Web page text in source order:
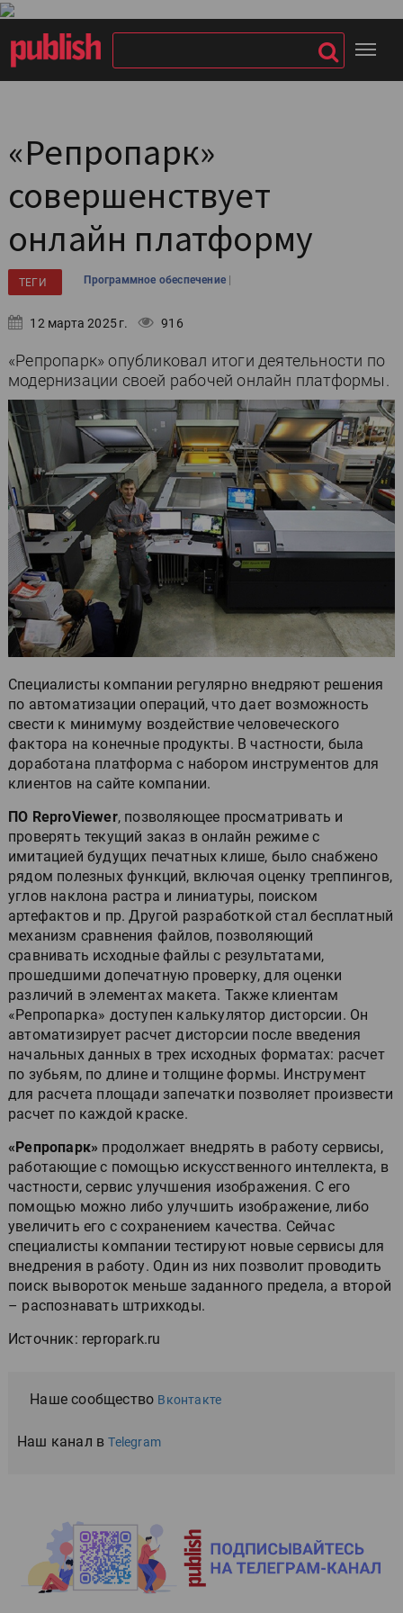
«Репропарк»
совершенствует
онлайн платформу
ТЕГИ Программное обеспечение |
12 марта 2025 г. 916
«Репропарк» опубликовал итоги деятельности по
модернизации своей рабочей онлайн платформы.
Специалисты компании регулярно внедряют решения
по автоматизации операций, что дает возможность
свести к минимуму воздействие человеческого
фактора на конечные продукты. В частности, была
доработана платформа с набором инструментов для
клиентов на сайте компании.
ПО ReproViewer, позволяющее просматривать и
проверять текущий заказ в онлайн режиме с
имитацией будущих печатных клише, было снабжено
рядом полезных функций, включая оценку треппингов,
углов наклона растра и линиатуры, поиском
артефактов и пр. Другой разработкой стал бесплатный
механизм сравнения файлов, позволяющий
сравнивать исходные файлы с результатами,
прошедшими допечатную проверку, для оценки
различий в элементах макета. Также клиентам
«Репропарка» доступен калькулятор дисторсии. Он
автоматизирует расчет дисторсии после введения
начальных данных в трех исходных форматах: расчет
по зубьям, по длине и толщине формы. Инструмент
для расчета площади запечатки позволяет произвести
расчет по каждой краске.
«Репропарк» продолжает внедрять в работу сервисы,
работающие с помощью искусственного интеллекта, в
частности, сервис улучшения изображения. С его
помощью можно либо улучшить изображение, либо
увеличить его с сохранением качества. Сейчас
специалисты компании тестируют новые сервисы для
внедрения в работу. Один из них позволит проводить
поиск вывороток меньше заданного предела, а второй
– распознавать штрихкоды.
Источник: repropark.ru
Наше сообщество Вконтакте
Наш канал вTelegram